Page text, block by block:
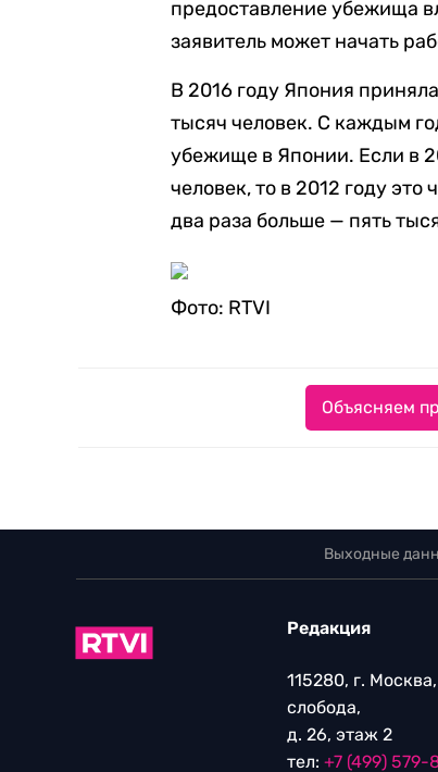
предоставление убежища
заявитель может начать
В 2016 году Япония
тысяч человек. С каждым
убежище в Японии. Если в
человек, то в 2012 году
два раза больше — пять
Фото: RTVI
Объясняем
Выходные
Редакция
115280, г.
слобода,
д. 26, этаж 2
тел: +7 (499) 579-